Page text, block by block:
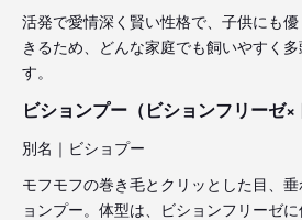
活発で愛情深く賢い性格で、子供にも
きるため、どんな家庭でも飼いやすく
す。
ビションプー（ビションフリーゼ×
別名｜ビショプー
モフモフの巻き毛とクリッとした目、
ョンプー。体型は、ビションフリーゼ